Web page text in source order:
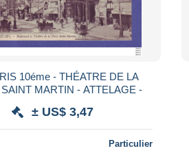
10éme - THÉATRE DE LA
MARTIN - ATTELAGE -
± US$ 3,47
Particulier